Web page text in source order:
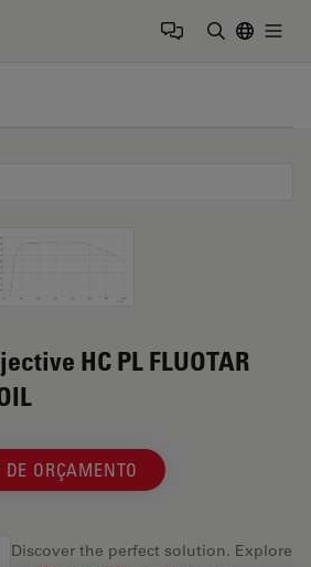
HC PL FLUOTAR
ORÇAMENTO
Discover the perfect solution. Explore